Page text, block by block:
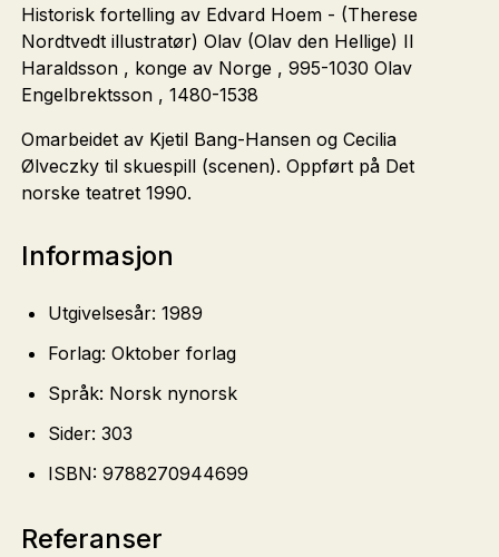
Historisk fortelling av Edvard Hoem - (Therese
Nordtvedt illustratør) Olav (Olav den Hellige) II
Haraldsson , konge av Norge , 995-1030 Olav
Engelbrektsson , 1480-1538
Omarbeidet av Kjetil Bang-Hansen og Cecilia
Ølveczky til skuespill (scenen). Oppført på Det
norske teatret 1990.
Informasjon
Utgivelsesår: 1989
Forlag: Oktober forlag
Språk: Norsk nynorsk
Sider: 303
ISBN: 9788270944699
Referanser